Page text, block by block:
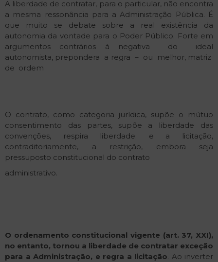
A liberdade de contratar, para o particular, não encontra
a mesma ressonância para a Administração Pública. É
que muito se debate sobre a real existência da
autonomia da vontade para o Poder Público. Forte em
argumentos contrários à negativa do ideal
autonomista, prepondera a regra – ou melhor, matriz
de ordem
O contrato, como categoria jurídica, supõe o mútuo
consentimento das partes, supõe a liberdade das
convenções, respira liberdade; e a licitação,
contraditoriamente, a restrição, embora seja
pressuposto constitucional do contrato
administrativo.
O ordenamento constitucional vigente (art. 37, XXI),
no entanto, tornou a liberdade de contratar exceção
para a Administração, e regra a licitação. Ao inverter